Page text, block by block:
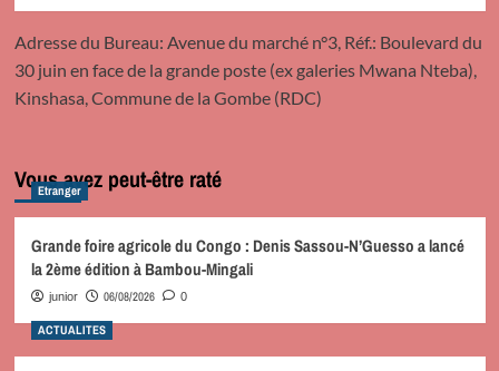
Adresse du Bureau: Avenue du marché n°3, Réf.: Boulevard du
30 juin en face de la grande poste (ex galeries Mwana Nteba),
Kinshasa, Commune de la Gombe (RDC)
Vous avez peut-être raté
Etranger
Grande foire agricole du Congo : Denis Sassou-N’Guesso a lancé
la 2ème édition à Bambou-Mingali
junior 06/08/2026 0
ACTUALITES